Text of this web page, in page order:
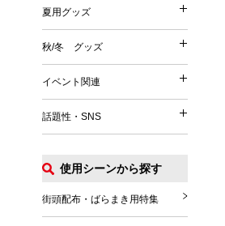
夏用グッズ
秋/冬 グッズ
イベント関連
話題性・SNS
使用シーンから探す
街頭配布・ばらまき用特集